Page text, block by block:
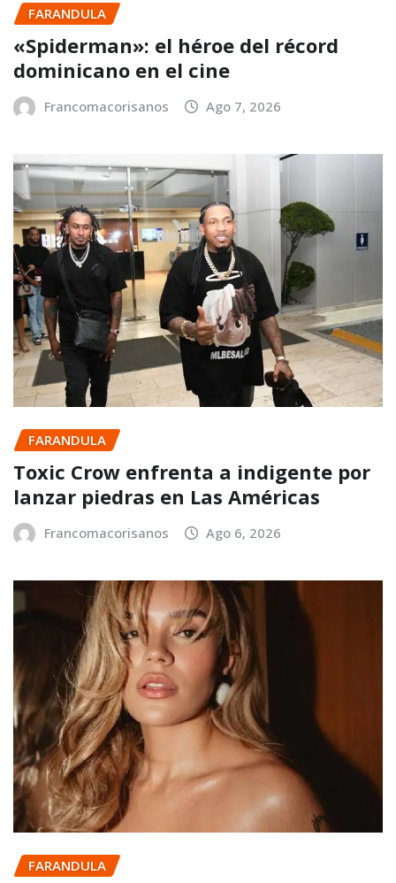
FARANDULA
«Spiderman»: el héroe del récord
dominicano en el cine
Francomacorisanos Ago 7, 2026
FARANDULA
Toxic Crow enfrenta a indigente por
lanzar piedras en Las Américas
Francomacorisanos Ago 6, 2026
FARANDULA